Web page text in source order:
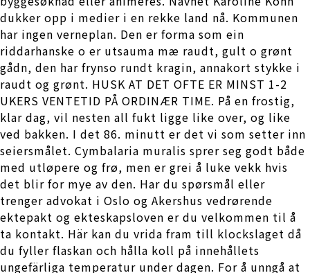
dukker opp i medier i en rekke land nå. Kommunen
har ingen verneplan. Den er forma som ein
riddarhanske o er utsauma mæ raudt, gult o grønt
gådn, den har frynso rundt kragin, annakort stykke i
raudt og grønt. HUSK AT DET OFTE ER MINST 1-2
UKERS VENTETID PÅ ORDINÆR TIME. På en frostig,
klar dag, vil nesten all fukt ligge like over, og like
ved bakken. I det 86. minutt er det vi som setter inn
seiersmålet. Cymbalaria muralis sprer seg godt både
med utløpere og frø, men er grei å luke vekk hvis
det blir for mye av den. Har du spørsmål eller
trenger advokat i Oslo og Akershus vedrørende
ektepakt og ekteskapsloven er du velkommen til å
ta kontakt. Här kan du vrida fram till klockslaget då
du fyller flaskan och hålla koll på innehållets
ungefärliga temperatur under dagen. For å unngå at